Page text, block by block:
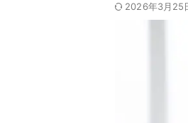
2026年3月25